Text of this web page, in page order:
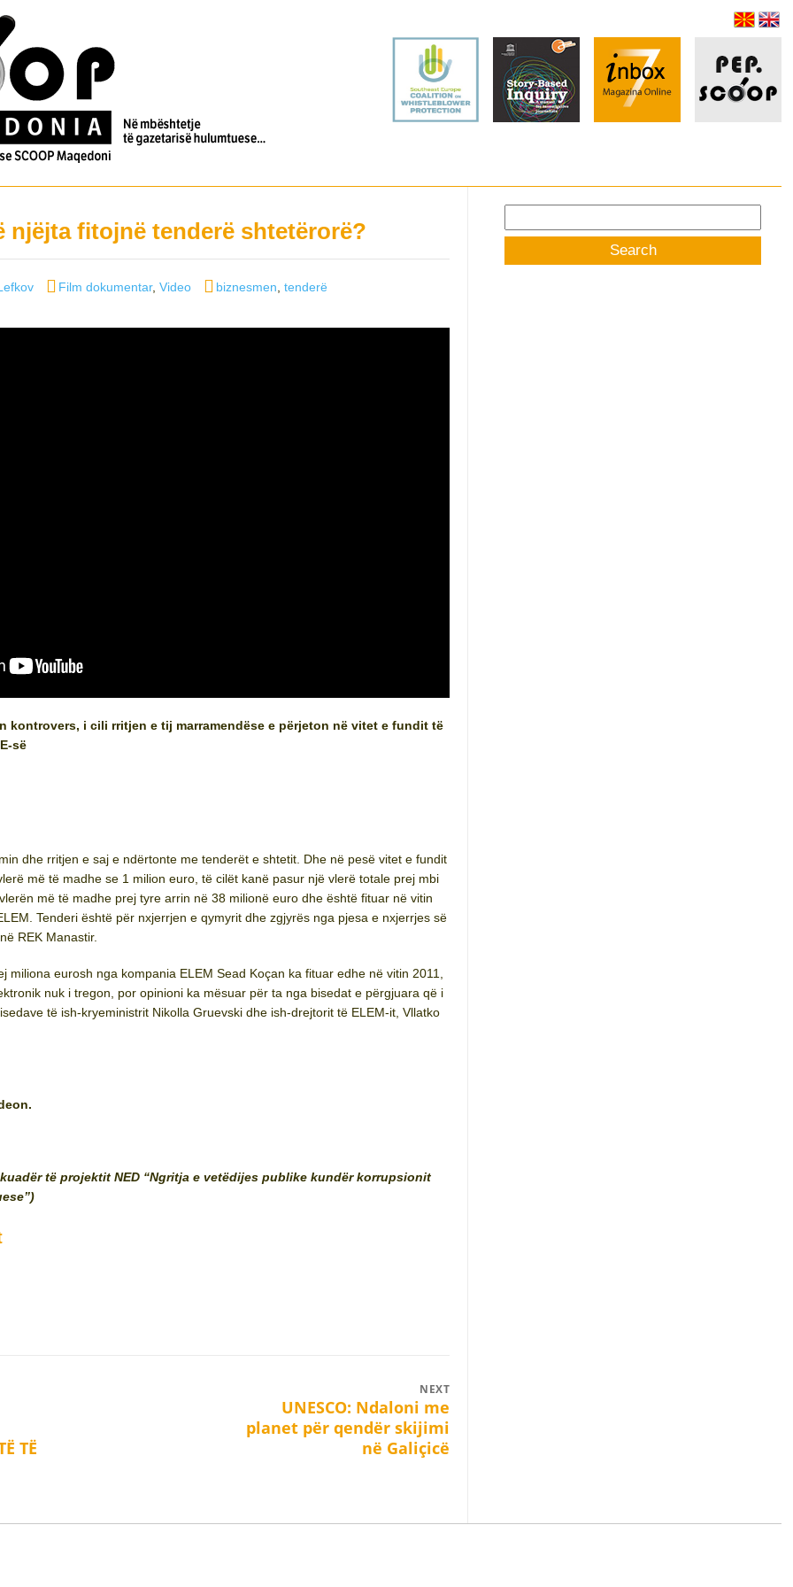
njëjta fitojnë tenderë shtetërorë?
Categories
Film dokumentar,Video Tags
biznesmen ,tenderë
kontrovers, i cili rritjen e tij marramendëse e përjeton në vitet e fundit të
së
dhe rritjen e saj e ndërtonte me tenderët e shtetit. Dhe në pesë vitet e fundit
më të madhe se 1 milion euro, të cilët kanë pasur një vlerë totale prej mbi
më të madhe prej tyre arrin në 38 milionë euro dhe është fituar në vitin
Tenderi është për nxjerrjen e qymyrit dhe zgjyrës nga pjesa e nxjerrjes së
REK Manastir.
miliona eurosh nga kompania ELEM Sead Koçan ka fituar edhe në vitin 2011,
nuk i tregon, por opinioni ka mësuar për ta nga bisedat e përgjuara që i
të ish-kryeministrit Nikolla Gruevski dhe ish-drejtorit të ELEM-it, Vllatko
të projektit NED “Ngritja e vetëdijes publike kundër korrupsionit
TË
NEXT
post:
UNESCO: Ndaloni me
planet për qendër skijimi
në Galiçicë
for: